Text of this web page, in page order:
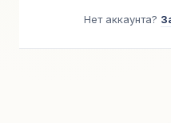
Нет аккаунта?